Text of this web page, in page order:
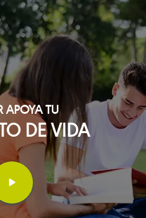
APOYA TU
DE VIDA